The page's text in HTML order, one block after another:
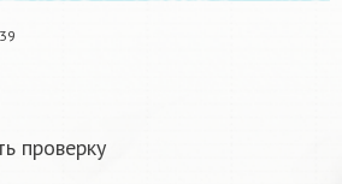
проверку